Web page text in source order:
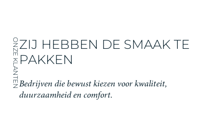
ONZE KLANTENZIJ HEBBEN DE SMAAK TE
PAKKEN
Bedrijven die bewust kiezen voor kwaliteit,
duurzaamheid en comfort.